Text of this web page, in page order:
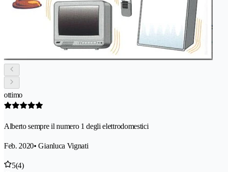
ottimo
Alberto sempre il numero 1 degli elettrodomestici
Feb. 2020• Gianluca Vignati
5(4)